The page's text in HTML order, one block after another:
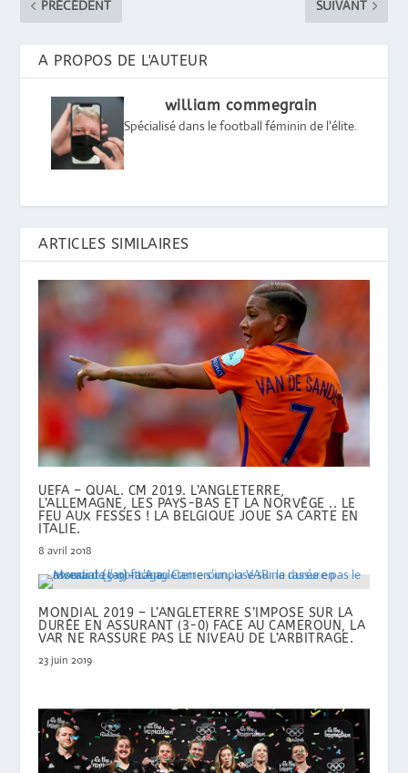
PRÉCÉDENT SUIVANT
A PROPOS DE L'AUTEUR
william commegrain
Spécialisé dans le football féminin de l'élite.
ARTICLES SIMILAIRES
UEFA – QUAL. CM 2019. L’ANGLETERRE,
L’ALLEMAGNE, LES PAYS-BAS ET LA NORVÈGE .. LE
FEU AUX FESSES ! LA BELGIQUE JOUE SA CARTE EN
ITALIE.
8 avril 2018
MONDIAL 2019 – L’ANGLETERRE S’IMPOSE SUR LA
DURÉE EN ASSURANT (3-0) FACE AU CAMEROUN, LA
VAR NE RASSURE PAS LE NIVEAU DE L’ARBITRAGE.
23 juin 2019